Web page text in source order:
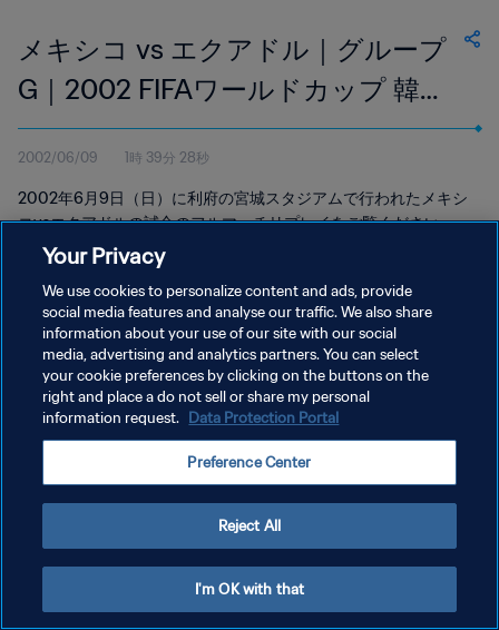
メキシコ vs エクアドル｜グループ
G｜2002 FIFAワールドカップ 韓国/
日本｜フルマッチリプレイ
2002/06/09 1時 39分 28秒
2002年6月9日（日）に利府の宮城スタジアムで行われたメキシ
コvsエクアドルの試合のフルマッチリプレイをご覧ください。
プライバシーポリシー
サービス利用規約
クッキー設定の管理
Your Privacy
We use cookies to personalize content and ads, provide
social media features and analyse our traffic. We also share
information about your use of our site with our social
media, advertising and analytics partners. You can select
your cookie preferences by clicking on the buttons on the
right and place a do not sell or share my personal
information request. Data Protection Portal
Preference Center
Reject All
I'm OK with that